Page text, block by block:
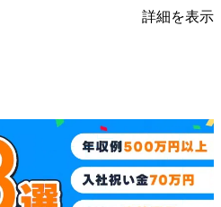
詳細を表示